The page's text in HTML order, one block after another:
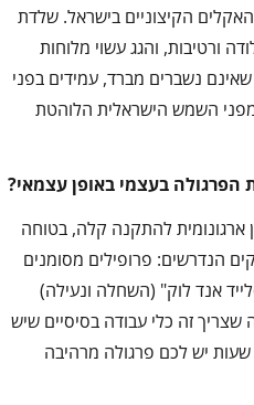
הקיצוניים בישראל. שלדת
ורטיבות, והגג עשוי מלוחות
שאינם נשברים מברד, עמידים בפני
השמש הישראלית הלוהטת
הפרגולה בעצמי באופן עצמאי?
ארגונומית להתקנה קלה, בטוחה
הנדרשים: פרופילים מסומנים
אנד לוק" (השחלה ונעילה)
שצריך זה כלי עבודה בסיסיים שיש
שעות יש לכם פרגולה מרהיבה